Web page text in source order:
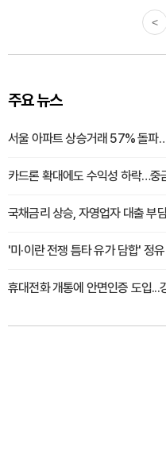
<
주요 뉴스
서울 아파트 상승거래 57% 돌파
카드론 확대에도 수익성 하락…중
국채금리 상승, 자영업자 대출 부
'미·이란 전쟁 틈타 유가 담합' 정
휴대전화 개통에 안면인증 도입...